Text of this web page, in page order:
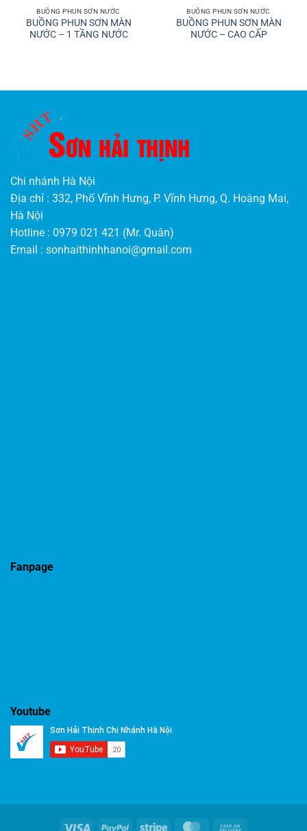
BUỒNG PHUN SƠN NƯỚC
BUỒNG PHUN SƠN MÀN
NƯỚC – 1 TẦNG NƯỚC
BUỒNG PHUN SƠN NƯỚC
BUỒNG PHUN SƠN MÀN
NƯỚC – CAO CẤP
Chi nhánh Hà Nội
Địa chỉ : 332, Phố Vĩnh Hưng, P. Vĩnh Hưng, Q. Hoàng Mai,
Hà Nội
Hotline : 0979 021 421 (Mr. Quân)
Email : sonhaithinhhanoi@gmail.com
Fanpage
Youtube
Visa PayPal Stripe MasterCard